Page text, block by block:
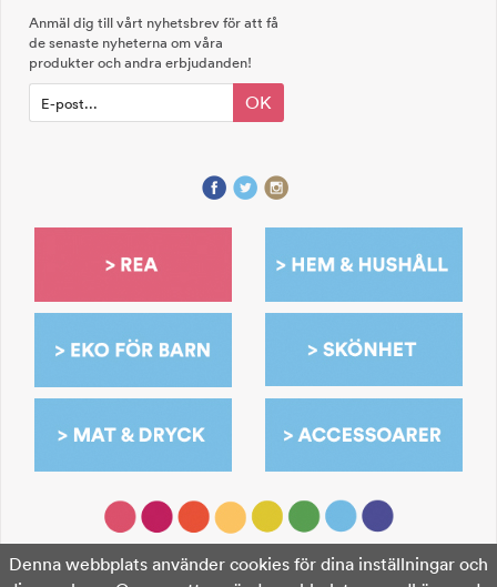
Anmäl dig till vårt nyhetsbrev för att få
de senaste nyheterna om våra
produkter och andra erbjudanden!
OK
Denna webbplats använder cookies för dina inställningar och